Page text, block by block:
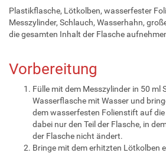
Plastikflasche, Lötkolben, wasserfester
Messzylinder, Schlauch, Wasserhahn,
die gesamten Inhalt der Flasche
Vorbereitung
Fülle mit dem Messzylinder in 50 ml
Wasserflasche mit Wasser und
dem wasserfesten Folienstift auf
dabei nur den Teil der Flasche, in
der Flasche nicht ändert.
Bringe mit dem erhitzten Lötkolben